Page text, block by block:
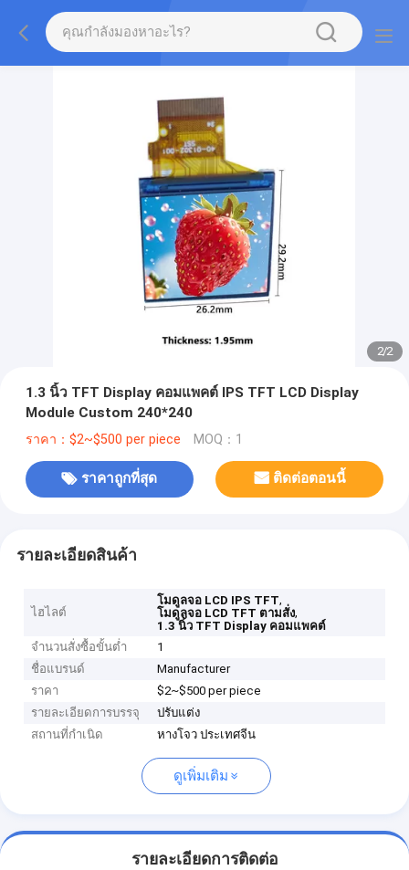
2/2
1.3 นิ้ว TFT Display คอมแพคต์ IPS TFT LCD Display
Module Custom 240*240
ราคา：$2~$500 per piece MOQ：1
ราคาถูกที่สุด ติดต่อตอนนี้
รายละเอียดสินค้า
ไฮไลต์
โมดูลจอ LCD IPS TFT,
โมดูลจอ LCD TFT ตามสั่ง,
1.3 นิ้ว TFT Display คอมแพคต์
จำนวนสั่งซื้อขั้นต่ำ
1
ชื่อแบรนด์
Manufacturer
ราคา
$2~$500 per piece
รายละเอียดการบรรจุ
ปรับแต่ง
สถานที่กำเนิด
หางโจว ประเทศจีน
ดูเพิ่มเติม
รายละเอียดการติดต่อ